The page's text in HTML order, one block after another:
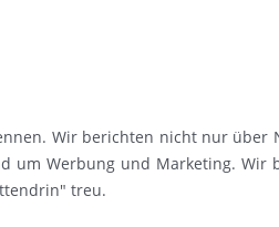
Wir berichten nicht nur über
um Werbung und Marketing. Wir
treu.